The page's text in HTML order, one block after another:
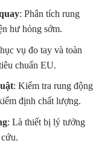
: Phân tích rung
hư hỏng sớm.
vụ đo tay và toàn
chuẩn EU.
: Kiểm tra rung động
định chất lượng.
: Là thiết bị lý tưởng